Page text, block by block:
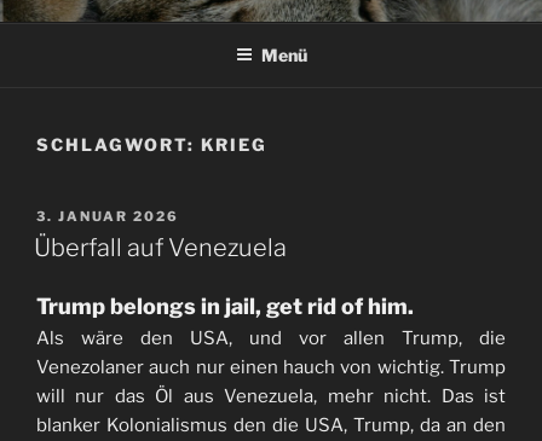
Menü
SCHLAGWORT: KRIEG
VERÖFFENTLICHT
AM
3. JANUAR 2026
Überfall auf Venezuela
Trump belongs in jail, get rid of him.
Als wäre den USA, und vor allen Trump, die
Venezolaner auch nur einen hauch von wichtig. Trump
will nur das Öl aus Venezuela, mehr nicht. Das ist
blanker Kolonialismus den die USA, Trump, da an den